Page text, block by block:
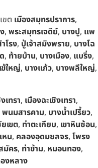
ขต เมืองสมุทรปราการ,
, พระสมุทรเจดีย์, บางปู, แพ
โรง, ปู่เจ้าสมิงพราย, บางโฉ
, ท้ายบ้าน, บางเมือง, แบริ่ง,
ข้ใหญ่, บางแก้ว, บางพลีใหญ่,
เทรา, เมืองฉะเชิงเทรา,
พนมสารคาม, บางน้ำเปรี้ยว,
เขต, ท่าตะเกียบ, เขาหินซ้อน,
น, คลองอุดมชลจร, โพรง
มัคร, ท่าข้าม, หมอนทอง,
งหลาง